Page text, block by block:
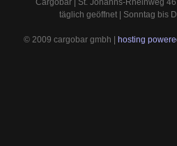
täglich geöffnet | Sonntag bis
© 2009 cargobar gmbh | hosting